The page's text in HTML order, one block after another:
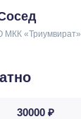
МКК «Триумвират»
30000 ₽